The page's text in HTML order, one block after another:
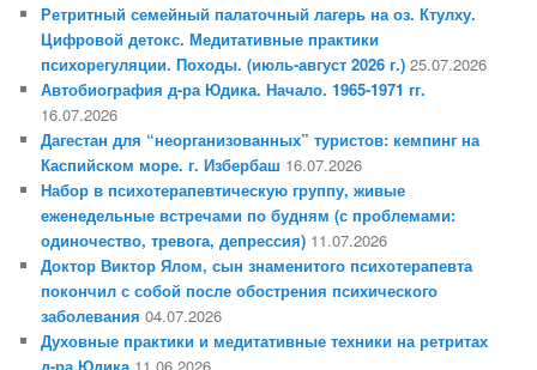
Ретритный семейный палаточный лагерь на оз. Ктулху.
Цифровой детокс. Медитативные практики
психорегуляции. Походы. (июль-август 2026 г.) 25.07.2026
Автобиография д-ра Юдика. Начало. 1965-1971 гг.
16.07.2026
Дагестан для “неорганизованных” туристов: кемпинг на
Каспийском море. г. Избербаш 16.07.2026
Набор в психотерапевтическую группу, живые
еженедельные встречами по будням (с проблемами:
одиночество, тревога, депрессия) 11.07.2026
Доктор Виктор Ялом, сын знаменитого психотерапевта
покончил с собой после обострения психического
заболевания 04.07.2026
Духовные практики и медитативные техники на ретритах